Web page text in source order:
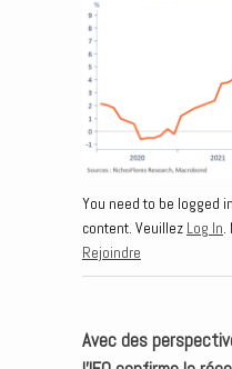
You need to be logged
content. Veuillez Log In.
Rejoindre
Avec des